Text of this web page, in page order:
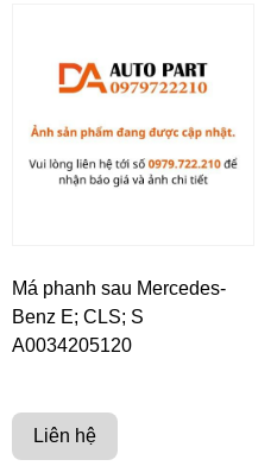
Má phanh sau Mercedes-
Benz E; CLS; S
A0034205120
Liên hệ